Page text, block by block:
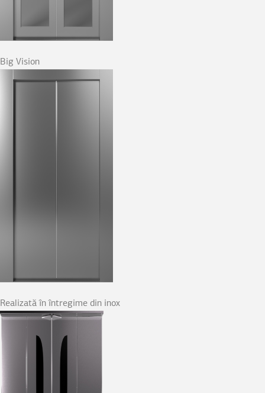
Big Vision
Realizată în întregime din inox